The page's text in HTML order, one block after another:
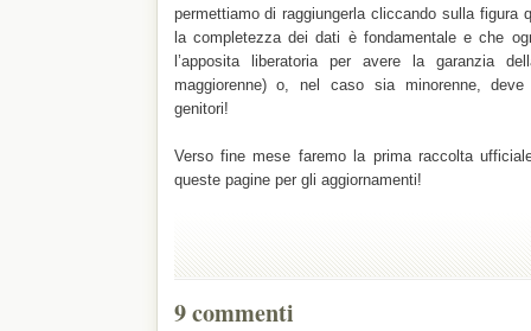
permettiamo di raggiungerla cliccando sulla figura
la completezza dei dati è fondamentale e che
l’apposita liberatoria per avere la garanzia
maggiorenne) o, nel caso sia minorenne, deve
genitori!
Verso fine mese faremo la prima raccolta
queste pagine per gli aggiornamenti!
9 commenti